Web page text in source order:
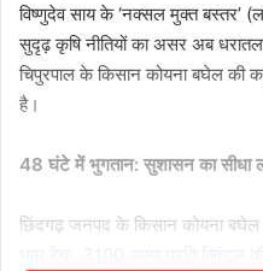
विष्णुदेव साय के ‘नक्सल मुक्त बस्तर’
सुदृढ़ कृषि नीतियों का असर अब
चिपुरपाल के किसान कोयना बघेल की
है।
48 घंटे में भुगतान: सुशासन का सीधा
छिंदगढ़ जनपद के किसान कोयना